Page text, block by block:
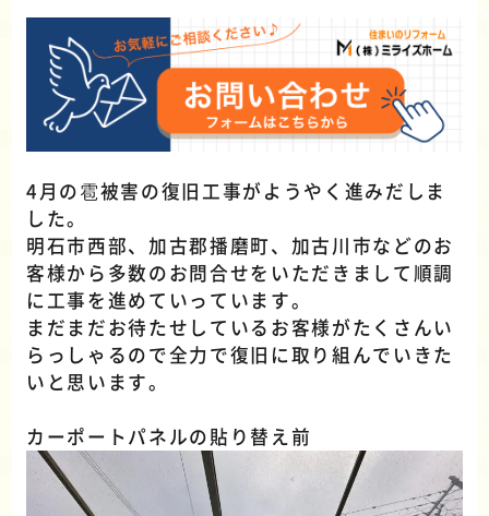
4月の雹被害の復旧工事がようやく進みだしま
した。
明石市西部、加古郡播磨町、加古川市などのお
客様から多数のお問合せをいただきまして順調
に工事を進めていっています。
まだまだお待たせしているお客様がたくさんい
らっしゃるので全力で復旧に取り組んでいきた
いと思います。
カーポートパネルの貼り替え前